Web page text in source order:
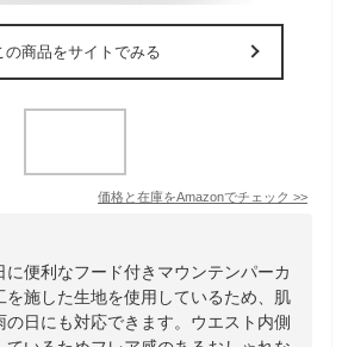
の商品をサイトでみる
価格と在庫をAmazonでチェック >>
に便利なフード付きマウンテンパーカ
を施した生地を使用しているため、肌
の日にも対応できます。ウエスト内側